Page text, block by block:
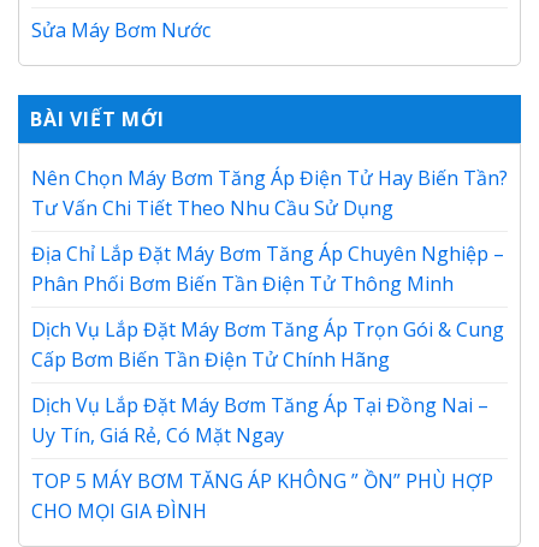
Sửa Máy Bơm Nước
BÀI VIẾT MỚI
Nên Chọn Máy Bơm Tăng Áp Điện Tử Hay Biến Tần?
Tư Vấn Chi Tiết Theo Nhu Cầu Sử Dụng
Địa Chỉ Lắp Đặt Máy Bơm Tăng Áp Chuyên Nghiệp –
Phân Phối Bơm Biến Tần Điện Tử Thông Minh
Dịch Vụ Lắp Đặt Máy Bơm Tăng Áp Trọn Gói & Cung
Cấp Bơm Biến Tần Điện Tử Chính Hãng
Dịch Vụ Lắp Đặt Máy Bơm Tăng Áp Tại Đồng Nai –
Uy Tín, Giá Rẻ, Có Mặt Ngay
TOP 5 MÁY BƠM TĂNG ÁP KHÔNG ” ỒN” PHÙ HỢP
CHO MỌI GIA ĐÌNH